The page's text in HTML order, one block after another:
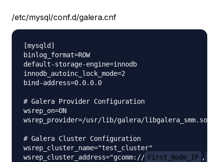
/etc/mysql/conf.d/galera.cnf
[mysqld]
binlog_format=ROW
default-storage-engine=innodb
innodb_autoinc_lock_mode=2
bind-address=0.0.0.0
# Galera Provider Configuration
wsrep_on=ON
wsrep_provider=/usr/lib/galera/libgalera_smm.so
# Galera Cluster Configuration
wsrep_cluster_name="test_cluster"
wsrep_cluster_address="gcomm:// First_Node_IP ,